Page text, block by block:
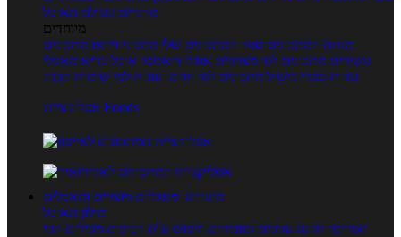
טרנדים בעולם האוכל
מיוחדים
מנתח המתכונים ספר המתכונים שלי מתכוני וידאו מתכונים
עשירים מתכונים לפי מצרכים אוכל דיאטטי אוכל בריא מאכלי
עדות ספרי בישול מתכונים לפי חגים ועונות לפי שיטות הכנה
אפליקציית Foods
מוצרים ומאכלים מוצרים ומאכלים
מילון האוכל
תפריטי תזונה ערכים תזונתיים חיפוש ע"פ רכיבים מכילים הכי